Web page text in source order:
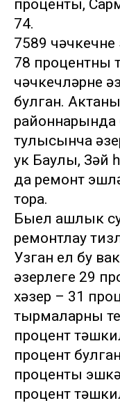
проценты,
74.
7589
78 процентны
чәчкечләрнең
булган.
районнарында
тулысынча
ук Баулы, Зәй
да ремонт
тора.
Быел ашлык
ремонтлау
Узган ел бу
әзерлеге 29
хәзер – 31
тырмаларның
процент
процент
проценты эшкә
процент